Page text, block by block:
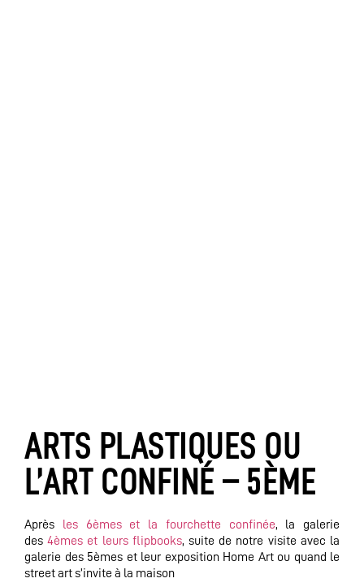
ARTS PLASTIQUES OU
L’ART CONFINÉ – 5ÈME
Après les 6èmes et la fourchette confinée, la galerie
des4èmes et leurs flipbooks, suite de notre visite avec la
galerie des 5èmes et leur exposition Home Art ou quand le
street art s’invite à la maison